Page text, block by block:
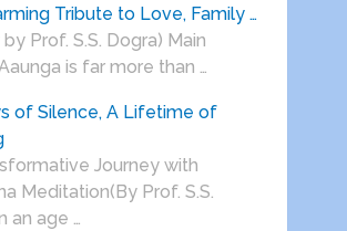
Tribute to Love, Family …
Prof. S.S. Dogra) Main
is far more than …
of Silence, A Lifetime of
Journey with
Meditation(By Prof. S.S.
an age …